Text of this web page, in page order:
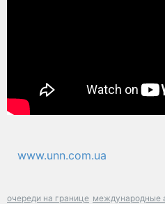
www.unn.com.ua
очереди на границе международные